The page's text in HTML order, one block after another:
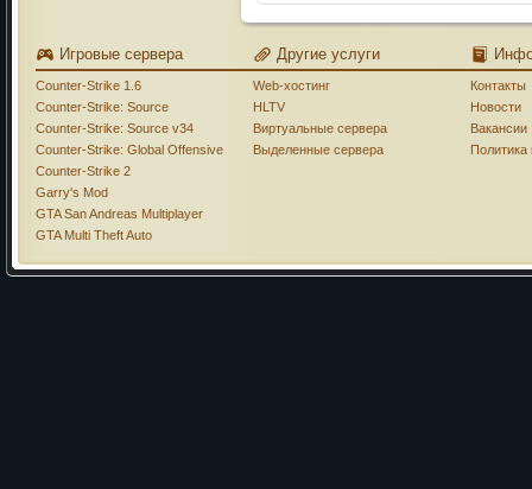
Игровые сервера
Counter-Strike 1.6
Counter-Strike: Source
Counter-Strike: Source v34
Counter-Strike: Global Offensive
Counter-Strike 2
Garry's Mod
GTA San Andreas Multiplayer
GTA Multi Theft Auto
Другие услуги
Web-хостинг
HLTV
Виртуальные сервера
Выделенные сервера
Контакты
Новости
Вакансии
Политика